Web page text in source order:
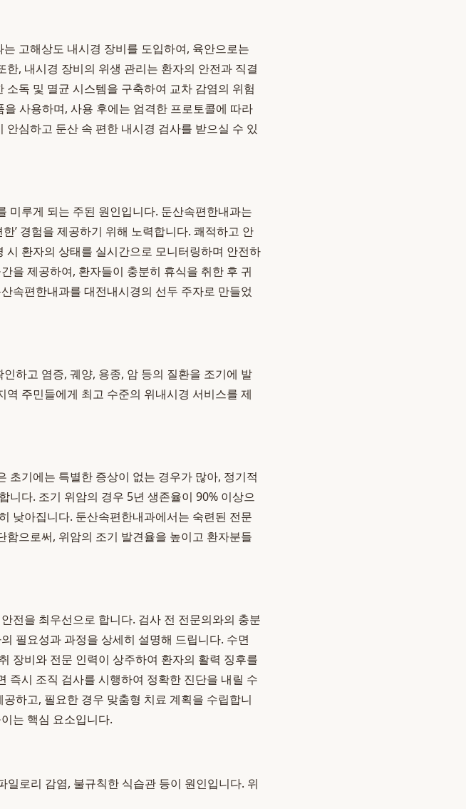
고해상도 내시경 장비를 도입하여, 육안으로는
, 내시경 장비의 위생 관리는 환자의 안전과 직결
독 및 멸균 시스템을 구축하여 교차 감염의 위험
사용하며, 사용 후에는 엄격한 프로토콜에 따라
심하고 둔산 속 편한 내시경 검사를 받으실 수 있
미루게 되는 주된 원인입니다. 둔산속편한내과는
’ 경험을 제공하기 위해 노력합니다. 쾌적하고 안
환자의 상태를 실시간으로 모니터링하며 안전하
을 제공하여, 환자들이 충분히 휴식을 취한 후 귀
속편한내과를 대전내시경의 선두 주자로 만들었
하고 염증, 궤양, 용종, 암 등의 질환을 조기에 발
주민들에게 최고 수준의 위내시경 서비스를 제
초기에는 특별한 증상이 없는 경우가 많아, 정기적
니다. 조기 위암의 경우 5년 생존율이 90% 이상으
낮아집니다. 둔산속편한내과에서는 숙련된 전문
으로써, 위암의 조기 발견율을 높이고 환자분들
전을 최우선으로 합니다. 검사 전 전문의와의 충분
필요성과 과정을 상세히 설명해 드립니다. 수면
장비와 전문 인력이 상주하여 환자의 활력 징후를
즉시 조직 검사를 시행하여 정확한 진단을 내릴 수
하고, 필요한 경우 맞춤형 치료 계획을 수립합니
는 핵심 요소입니다.
로리 감염, 불규칙한 식습관 등이 원인입니다. 위